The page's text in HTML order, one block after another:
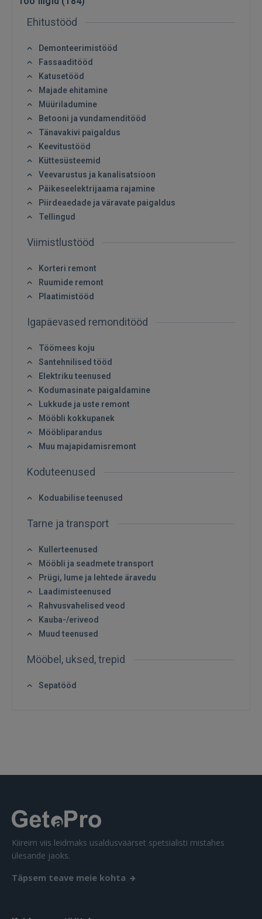
Sisene
Unustasite parooli?
FACEBOOK
 Sign in with Apple
Ei ole veel registreerunud?
REGISTREERIMINE
Ehitustööd
Demonteerimistööd
Fassaaditööd
Katusetööd
Majade ehitamine
Müüriladumine
Betooni ja vundamenditööd
Tänavakivi paigaldus
Keevitustööd
Küttesüsteemid
Veevarustus ja kanalisatsioon
Päikeseelektrijaama rajamine
Piirdeaedade ja väravate paigaldus
Tellingud
Viimistlustööd
Korteri remont
Ruumide remont
Plaatimistööd
Igapäevased remonditööd
Töömees koju
Santehnilised tööd
Elektriku teenused
Kodumasinate paigaldamine
Lukkude ja uste remont
Mööbli kokkupanek
Mööbliparandus
Muu majapidamisremont
Koduteenused
Koduabilise teenused
Tarne ja transport
Kullerteenused
Mööbli ja seadmete transport
Prügi, lume ja lehtede äravedu
Laadimisteenused
Rahvusvahelised veod
Kauba-/eriveod
Muud teenused
Mööbel, uksed, trepid
Sepatööd
Kiireim viis leidmaks usaldusväärset spetsialisti mistahes
ülesande jaoks.
Täpsem teave meie kohta